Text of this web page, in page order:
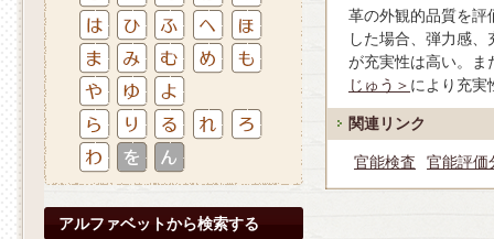
アルファベットから検索する
革の外観的品質を評
した場合、弾力感
が充実性は高い。ま
じゅう＞ により充実
関連リンク
官能検査 官能評価